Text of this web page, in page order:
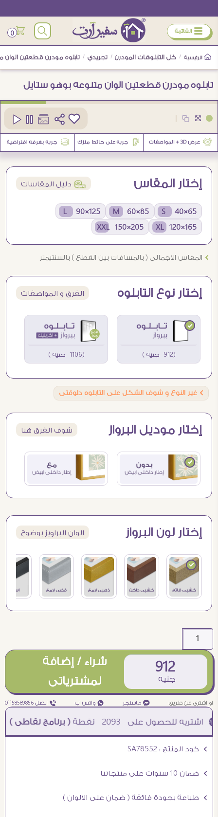
ÿ القائمة 0
الرئيسية / كل التابلوهات المودرن / تجريدي / تابلوه مودرن قطعتين الوان
تابلوه مودرن قطعتين الوان متنوعه بوهو ستايل
كودSA78552
إختار المقاس í دليل المقاسات
65×40 S
85×60 M
125×90 L
165×120 XL
205×150 XXL
Ö المقاس الاجمالى ( بالمسافات بين القطع ) بالسنتيمتر
إختار نوع التابلوه الفرق و المواصفات
(912 جنيه ) (1106 جنيه )
Ö غير النوع و شوف الشكل على التابلوه دلوقتى
إختار موديل البرواز شوف الفرق هنا
إختار لون البرواز الوان البراويز بوضوح
912
جنيه
شراء / إضافة
لمشترياتى
او اشترى عن طريق ¥ ماسنجر ₧ واتس اب ƒ اتصل 01158589856
2093 نقطة( برنامج نقاطى )à خصم 5% للعملاء الجدد à شحن مجانى عند الشراء ب 4000 جنيه à
Ö كود المنتج : SA78552
Ö ضمان 10 سنوات على منتجاتنا
Ö طباعة بجودة فائقة ( ضمان على الالوان )